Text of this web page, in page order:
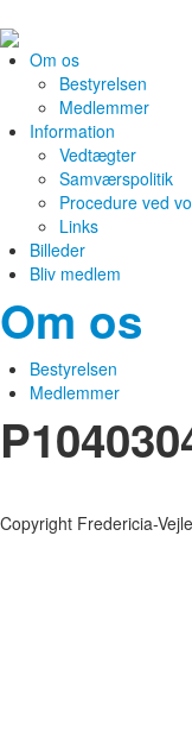
Om os
Bestyrelsen
Medlemmer
Information
Vedtægter
Samværspolitik
Procedure ved
Links
Billeder
Bliv medlem
Om os
Bestyrelsen
Medlemmer
Copyright Fredericia-